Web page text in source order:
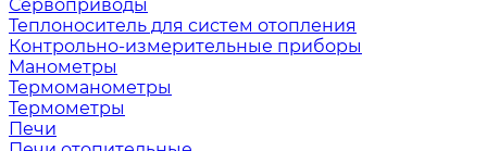
Сервоприводы
Теплоноситель для систем отопления
Контрольно-измерительные приборы
Манометры
Термоманометры
Термометры
Печи